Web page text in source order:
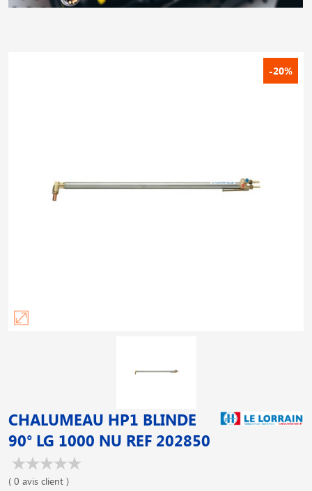
-20%
CHALUMEAU HP1 BLINDE
90° LG 1000 NU REF 202850
( 0 avis client )